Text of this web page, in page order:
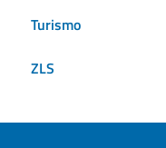
Turismo
ZLS